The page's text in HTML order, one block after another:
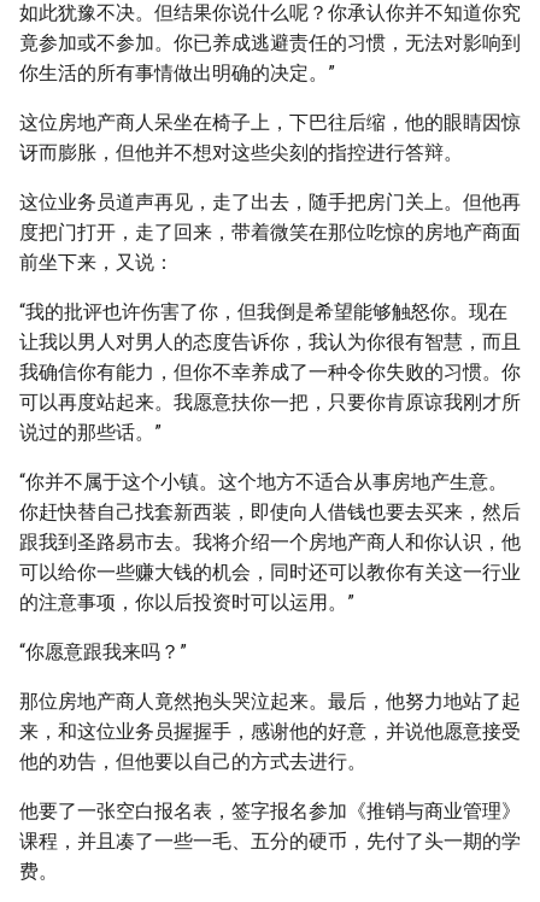
如此犹豫不决。但结果你说什么呢？你承认你并不知道你究
竟参加或不参加。你已养成逃避责任的习惯，无法对影响到
你生活的所有事情做出明确的决定。”
这位房地产商人呆坐在椅子上，下巴往后缩，他的眼睛因惊
讶而膨胀，但他并不想对这些尖刻的指控进行答辩。
这位业务员道声再见，走了出去，随手把房门关上。但他再
度把门打开，走了回来，带着微笑在那位吃惊的房地产商面
前坐下来，又说：
“我的批评也许伤害了你，但我倒是希望能够触怒你。现在
让我以男人对男人的态度告诉你，我认为你很有智慧，而且
我确信你有能力，但你不幸养成了一种令你失败的习惯。你
可以再度站起来。我愿意扶你一把，只要你肯原谅我刚才所
说过的那些话。”
“你并不属于这个小镇。这个地方不适合从事房地产生意。
你赶快替自己找套新西装，即使向人借钱也要去买来，然后
跟我到圣路易市去。我将介绍一个房地产商人和你认识，他
可以给你一些赚大钱的机会，同时还可以教你有关这一行业
的注意事项，你以后投资时可以运用。”
“你愿意跟我来吗？”
那位房地产商人竟然抱头哭泣起来。最后，他努力地站了起
来，和这位业务员握握手，感谢他的好意，并说他愿意接受
他的劝告，但他要以自己的方式去进行。
他要了一张空白报名表，签字报名参加《推销与商业管理》
课程，并且凑了一些一毛、五分的硬币，先付了头一期的学
费。